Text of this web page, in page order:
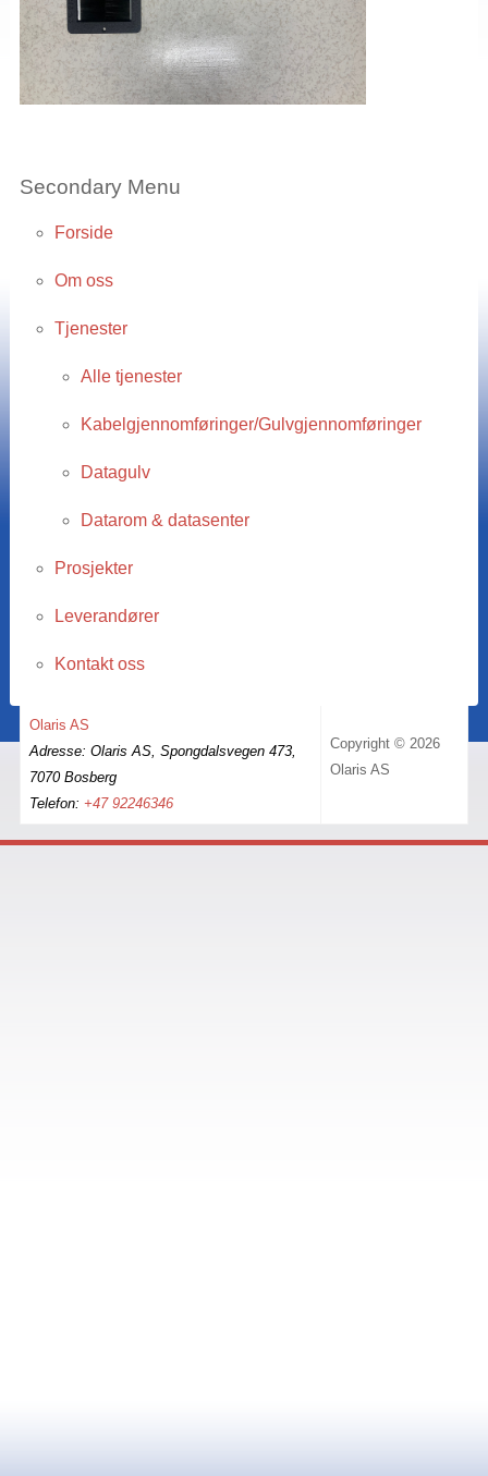
Secondary Menu
Forside
Om oss
Tjenester
Alle tjenester
Kabelgjennomføringer/Gulvgjennomføringer
Datagulv
Datarom & datasenter
Prosjekter
Leverandører
Kontakt oss
Olaris AS
Adresse: Olaris AS, Spongdalsvegen 473,
7070 Bosberg
Telefon: +47 92246346
Copyright © 2026
Olaris AS